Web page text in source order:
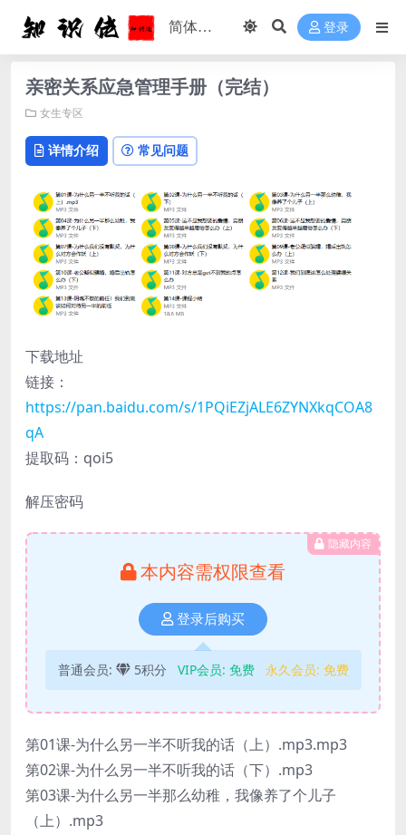
登录
亲密关系应急管理手册（完结）
女生专区
详情介绍 常见问题
下载地址
链接：
https://pan.baidu.com/s/1PQiEZjALE6ZYNXkqCOA8
qA
提取码：qoi5
解压密码
隐藏内容
本内容需权限查看
登录后购买
普通会员: 5积分 VIP会员: 免费 永久会员: 免费
第01课-为什么另一半不听我的话（上）.mp3.mp3
第02课-为什么另一半不听我的话（下）.mp3
第03课-为什么另一半那么幼稚，我像养了个儿子
（上）.mp3